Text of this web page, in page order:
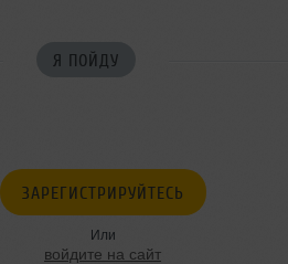
Я ПОЙДУ
ЗАРЕГИСТРИРУЙТЕСЬ
Или
войдите на сайт